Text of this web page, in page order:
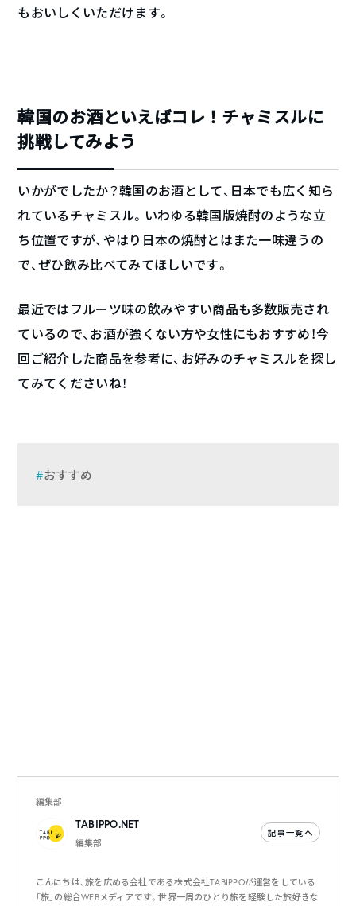
もおいしくいただけます。
韓国のお酒といえばコレ！チャミスルに
挑戦してみよう
いかがでしたか？韓国のお酒として、日本でも広く知ら
れているチャミスル。いわゆる韓国版焼酎のような立
ち位置ですが、やはり日本の焼酎とはまた一味違うの
で、ぜひ飲み比べてみてほしいです。
最近ではフルーツ味の飲みやすい商品も多数販売され
ているので、お酒が強くない方や女性にもおすすめ！今
回ご紹介した商品を参考に、お好みのチャミスルを探し
てみてくださいね！
おすすめ
編集部
TABIPPO.NET
編集部
記事一覧へ
こんにちは、旅を広める会社である株式会社TABIPPOが運営をしている
「旅」の総合WEBメディアです。世界一周のひとり旅を経験した旅好きな